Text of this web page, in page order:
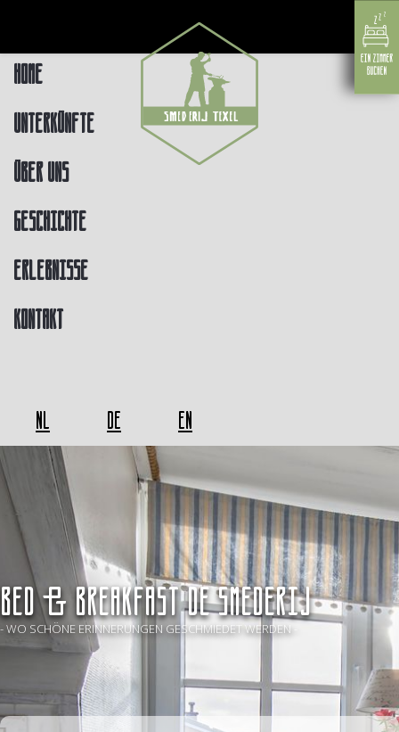
Home
Unterkünfte
Über uns
Geschichte
Erlebnisse
Kontakt
NL DE EN
BED & BREAKFAST De Smederij
- WO SCHÖNE ERINNERUNGEN GESCHMIEDET WERDEN -